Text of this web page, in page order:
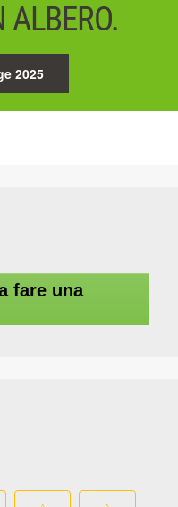
ALBERO.
2025
fare una